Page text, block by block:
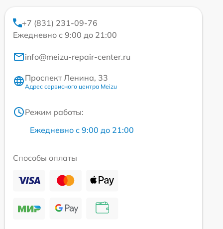
+7 (831) 231-09-76
Ежедневно с 9:00 до 21:00
info@meizu-repair-center.ru
Проспект Ленина, 33
Адрес сервисного центра Meizu
Режим работы:
Ежедневно с 9:00 до 21:00
Способы оплаты